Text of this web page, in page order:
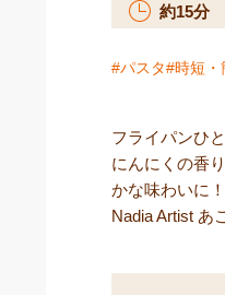
約15分
パスタ 時短・
フライパンひ
にんにくの香
かな味わいに
Nadia Artist あ